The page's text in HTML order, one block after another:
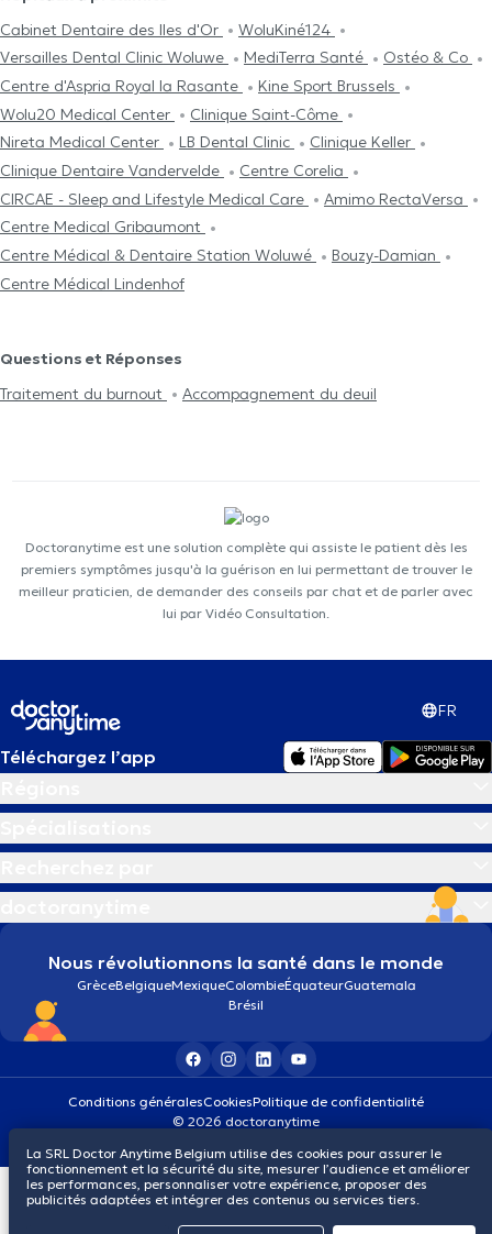
Cabinet Dentaire des Iles d'Or
WoluKiné124
Versailles Dental Clinic Woluwe
MediTerra Santé
Ostéo & Co
Centre d'Aspria Royal la Rasante
Kine Sport Brussels
Wolu20 Medical Center
Clinique Saint-Côme
Nireta Medical Center
LB Dental Clinic
Clinique Keller
Clinique Dentaire Vandervelde
Centre Corelia
CIRCAE - Sleep and Lifestyle Medical Care
Amimo RectaVersa
Centre Medical Gribaumont
Centre Médical & Dentaire Station Woluwé
Bouzy-Damian
Centre Médical Lindenhof
Questions et Réponses
Traitement du burnout
Accompagnement du deuil
Doctoranytime est une solution complète qui assiste le patient dès les
premiers symptômes jusqu'à la guérison en lui permettant de trouver le
meilleur praticien, de demander des conseils par chat et de parler avec
lui par Vidéo Consultation.
FR
Téléchargez l’app
Nous révolutionnons la santé dans le monde
GrèceBelgiqueMexiqueColombieÉquateurGuatemala
Brésil
Conditions généralesCookiesPolitique de confidentialité
© 2026 doctoranytime
La SRL Doctor Anytime Belgium utilise des cookies pour assurer le
fonctionnement et la sécurité du site, mesurer l’audience et améliorer
les performances, personnaliser votre expérience, proposer des
publicités adaptées et intégrer des contenus ou services tiers.